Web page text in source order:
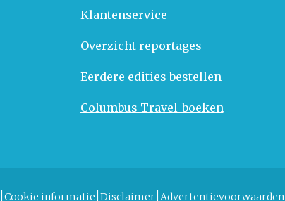
Klantenservice
Overzicht reportages
Eerdere edities bestellen
Columbus Travel-boeken
Cookie informatie Disclaimer Advertentievoorwaarden